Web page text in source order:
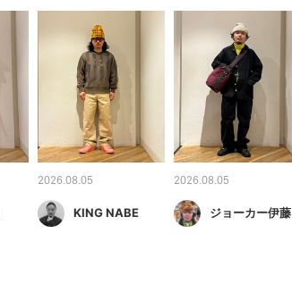
2026.08.05
KING NABE
2026.08.05
ジョーカー伊藤